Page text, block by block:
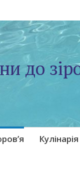
до
Кулінарія